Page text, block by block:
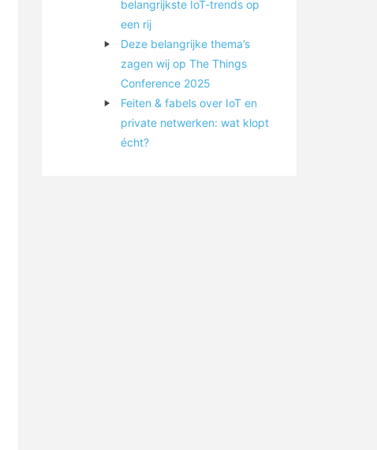
belangrijkste IoT-trends op
een rij
Deze belangrijke thema’s
zagen wij op The Things
Conference 2025
Feiten & fabels over IoT en
private netwerken: wat klopt
écht?